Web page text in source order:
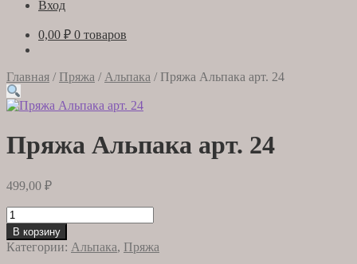
Вход
0,00 ₽ 0 товаров
Главная / Пряжа / Альпака / Пряжа Альпака арт. 24
Пряжа Альпака арт. 24
499,00 ₽
Количество
товара
Пряжа
Альпака
В корзину
Категории: Альпака, Пряжа